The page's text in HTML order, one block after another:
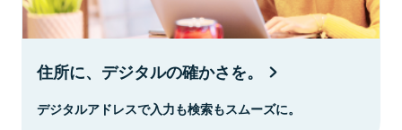
住所に、デジタルの確かさを。
デジタルアドレスで入力も検索もスムーズに。